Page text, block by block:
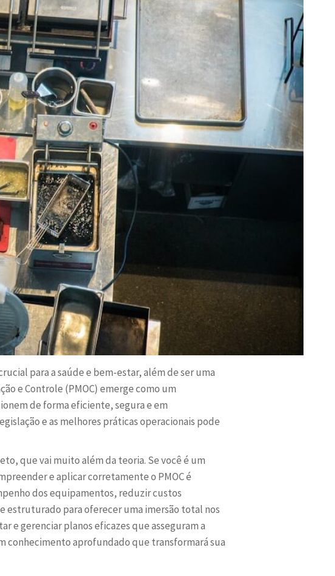
para a saúde e bem-estar, além de ser uma
e Controle (PMOC) emerge como um
de forma eficiente, segura e em
e as melhores práticas operacionais pode
que vai muito além da teoria. Se você é um
e aplicar corretamente o PMOC é
dos equipamentos, reduzir custos
estruturado para oferecer uma imersão total nos
e gerenciar planos eficazes que asseguram a
conhecimento aprofundado que transformará sua